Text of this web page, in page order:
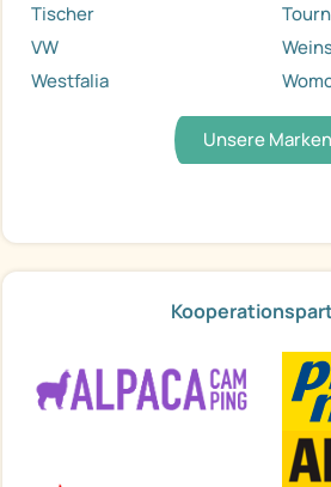
Tischer
VW
Westfalia
Unsere Marken